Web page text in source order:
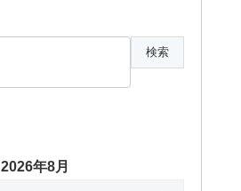
2026年8月